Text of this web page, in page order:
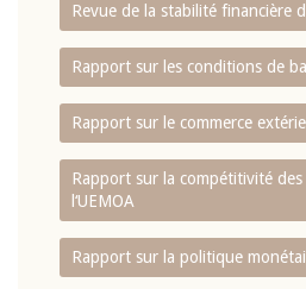
Revue de la stabilité financière
Rapport sur les conditions de
Rapport sur le commerce
Rapport sur la compétitivité des
l‘UEMOA
Rapport sur la politique